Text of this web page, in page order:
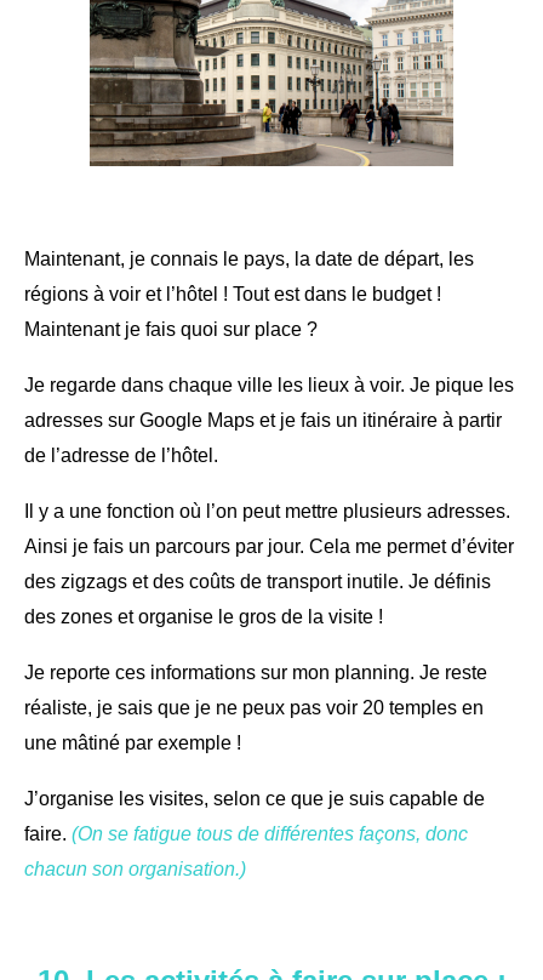
Maintenant, je connais le pays, la date de départ, les
régions à voir et l’hôtel ! Tout est dans le budget !
Maintenant je fais quoi sur place ?
Je regarde dans chaque ville les lieux à voir. Je pique les
adresses sur Google Maps et je fais un itinéraire à partir
de l’adresse de l’hôtel.
Il y a une fonction où l’on peut mettre plusieurs adresses.
Ainsi je fais un parcours par jour. Cela me permet d’éviter
des zigzags et des coûts de transport inutile. Je définis
des zones et organise le gros de la visite !
Je reporte ces informations sur mon planning. Je reste
réaliste, je sais que je ne peux pas voir 20 temples en
une mâtiné par exemple !
J’organise les visites, selon ce que je suis capable de
faire. (On se fatigue tous de différentes façons, donc
chacun son organisation.)